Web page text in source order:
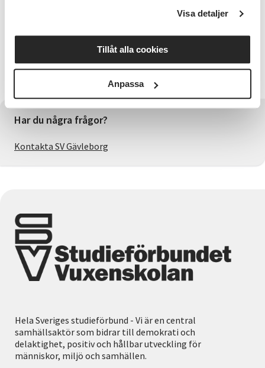
Visa detaljer
Tillåt alla cookies
Anpassa
Denna kurs har ett lite lugnare tempo och passar
utmärkt för seniorer och daglediga. Kursen riktar sig
till dig som är nybörjare och till dig som har vissa
Välkommen att dansa med oss!
Har du några frågor?
Kontakta SV Gävleborg
Hela Sveriges studieförbund - Vi är en central
samhällsaktör som bidrar till demokrati och
delaktighet, positiv och hållbar utveckling för
människor, miljö och samhällen.